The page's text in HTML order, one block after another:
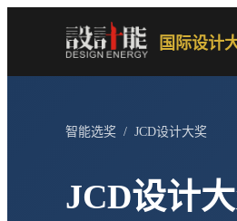
国际设计
智能选奖 / JCD设计大奖
JCD设计